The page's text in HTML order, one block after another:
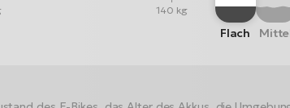
140 kg
Flach